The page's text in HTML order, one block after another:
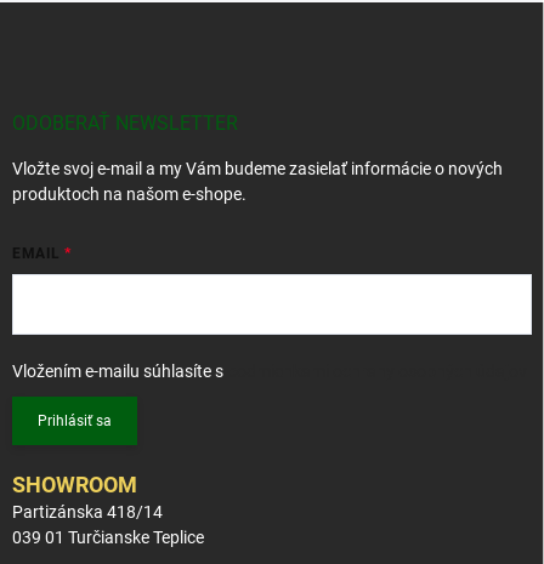
ODOBERAŤ NEWSLETTER
Vložte svoj e-mail a my Vám budeme zasielať informácie o nových
produktoch na našom e-shope.
EMAIL
Vložením e-mailu súhlasíte s
Prihlásiť sa
SHOWROOM
Partizánska 418/14
039 01 Turčianske Teplice